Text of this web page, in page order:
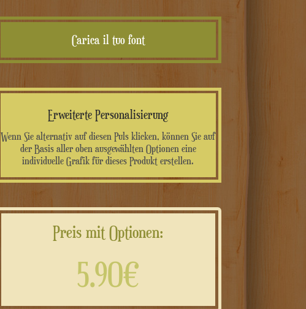
Carica il tuo font
Erweiterte Personalisierung
Wenn Sie alternativ auf diesen Puls klicken, können Sie auf
der Basis aller oben ausgewählten Optionen eine
individuelle Grafik für dieses Produkt erstellen.
Preis mit Optionen:
5.90€